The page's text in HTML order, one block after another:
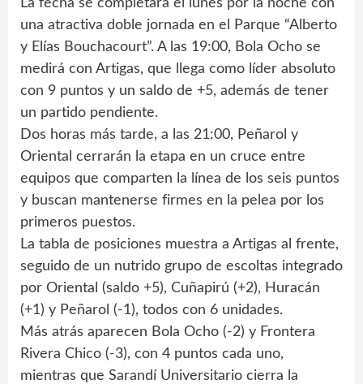
La fecha se completará el lunes por la noche con
una atractiva doble jornada en el Parque “Alberto
y Elías Bouchacourt”. A las 19:00, Bola Ocho se
medirá con Artigas, que llega como líder absoluto
con 9 puntos y un saldo de +5, además de tener
un partido pendiente.
Dos horas más tarde, a las 21:00, Peñarol y
Oriental cerrarán la etapa en un cruce entre
equipos que comparten la línea de los seis puntos
y buscan mantenerse firmes en la pelea por los
primeros puestos.
La tabla de posiciones muestra a Artigas al frente,
seguido de un nutrido grupo de escoltas integrado
por Oriental (saldo +5), Cuñapirú (+2), Huracán
(+1) y Peñarol (-1), todos con 6 unidades.
Más atrás aparecen Bola Ocho (-2) y Frontera
Rivera Chico (-3), con 4 puntos cada uno,
mientras que Sarandí Universitario cierra la